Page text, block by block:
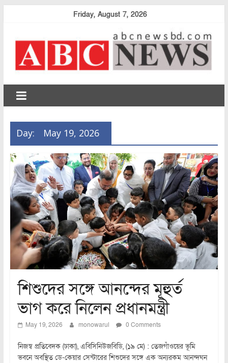
Friday, August 7, 2026
abcnewsbd
Day: May 19, 2026
শিশুদের সঙ্গে আনন্দের মূহুর্ত
ভাগ করে নিলেন প্রধানমন্ত্রী
May 19, 2026 monowarul 0 Comments
নিজস্ব প্রতিবেদক (ঢাকা), এবিসিনিউজবিডি, (১৯ মে) : তেজগাঁওয়ের ভূমি
ভবনে অবস্থিত ডে-কেয়ার সেন্টারের শিশুদের সঙ্গে এক অন্যরকম আনন্দঘন